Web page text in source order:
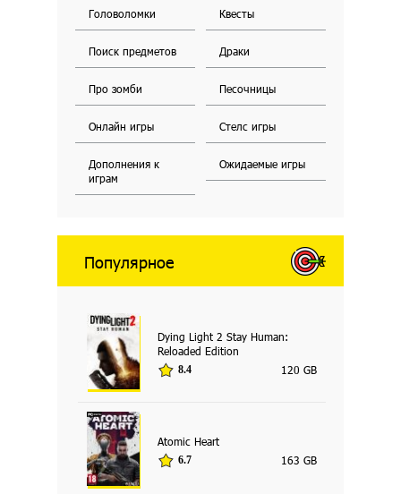
Головоломки Квесты
Поиск предметов Драки
Про зомби Песочницы
Онлайн игры Стелс игры
Дополнения к
играм
Ожидаемые игры
Популярное
Dying Light 2 Stay Human:
Reloaded Edition
8.4 120 GB
Atomic Heart
6.7 163 GB